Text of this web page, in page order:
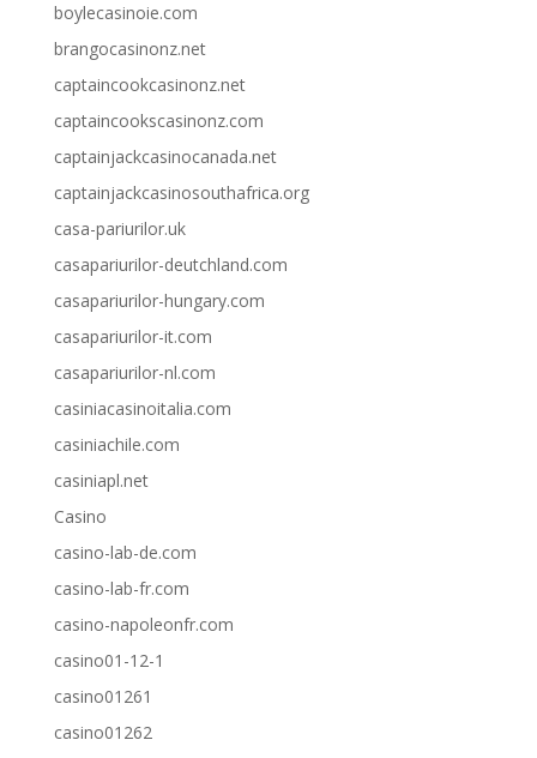
boylecasinoie.com
brangocasinonz.net
captaincookcasinonz.net
captaincookscasinonz.com
captainjackcasinocanada.net
captainjackcasinosouthafrica.org
casa-pariurilor.uk
casapariurilor-deutchland.com
casapariurilor-hungary.com
casapariurilor-it.com
casapariurilor-nl.com
casiniacasinoitalia.com
casiniachile.com
casiniapl.net
Casino
casino-lab-de.com
casino-lab-fr.com
casino-napoleonfr.com
casino01-12-1
casino01261
casino01262